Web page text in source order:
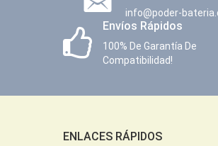
info@poder-
Envíos Rápidos
100% De Garantía De
Compatibilidad!
ENLACES RÁPIDOS